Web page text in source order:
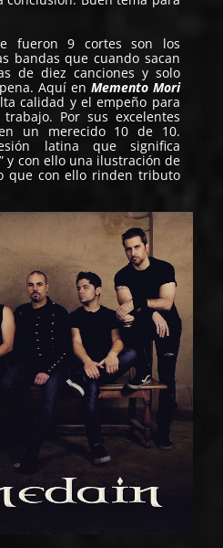
fueron 9 cortes son los
bandas que cuando sacan
de diez canciones y solo
Aquí en Memento Mori
calidad y el empeño para
Por sus excelentes
un merecido 10 de 10.
latina que significa
y con ello una ilustración de
que con ello rinden tributo